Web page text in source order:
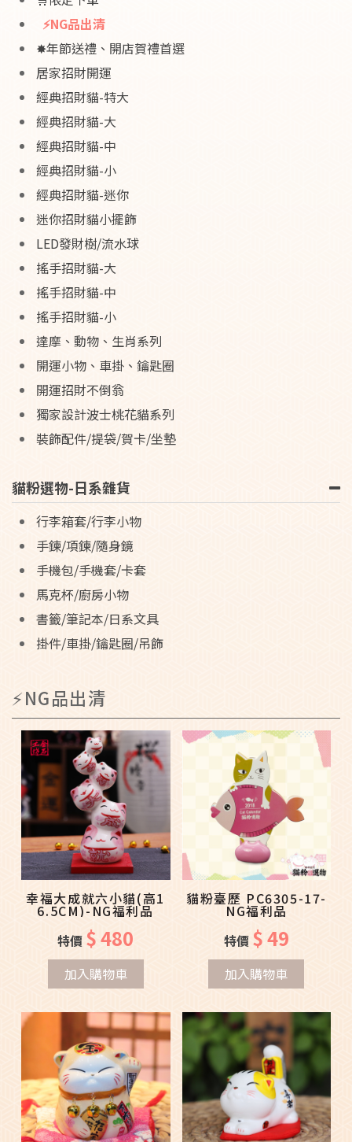
⚡NG品出清
✸年節送禮、開店賀禮首選
居家招財開運
經典招財貓-特大
經典招財貓-大
經典招財貓-中
經典招財貓-小
經典招財貓-迷你
迷你招財貓小擺飾
LED發財樹/流水球
搖手招財貓-大
搖手招財貓-中
搖手招財貓-小
達摩、動物、生肖系列
開運小物、車掛、鑰匙圈
開運招財不倒翁
獨家設計波士桃花貓系列
裝飾配件/提袋/賀卡/坐墊
貓粉選物-日系雜貨
行李箱套/行李小物
手鍊/項鍊/隨身鏡
手機包/手機套/卡套
馬克杯/廚房小物
書籤/筆記本/日系文具
掛件/車掛/鑰匙圈/吊飾
⚡NG品出清
幸福大成就六小貓(高1
6.5CM)-NG福利品
特價 $ 480
加入購物車
貓粉臺歷 PC6305-17-
NG福利品
特價 $ 49
加入購物車